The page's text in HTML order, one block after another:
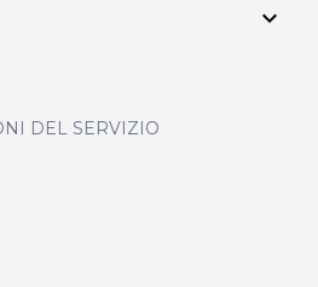
expand_more
DEL SERVIZIO